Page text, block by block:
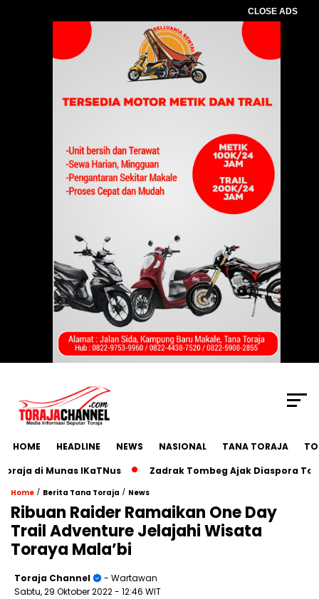
CLOSE ADS
HOME HEADLINE NEWS NASIONAL TANA TORAJA
di Munas IKaTNus
Zadrak Tombeg Ajak Diaspora Toraja
Home / Berita Tana Toraja / News
Ribuan Raider Ramaikan One Day
Trail Adventure Jelajahi Wisata
Toraya Mala’bi
Toraja Channel
- Wartawan
Sabtu, 29 Oktober 2022- 12:46 WIT